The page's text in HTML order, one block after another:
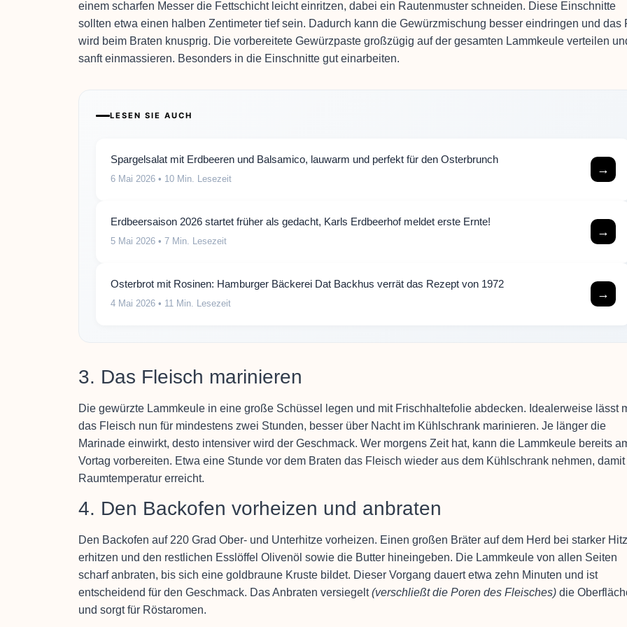
einem scharfen Messer die Fettschicht leicht einritzen, dabei ein Rautenmuster schneiden. Diese Einschnitte
sollten etwa einen halben Zentimeter tief sein. Dadurch kann die Gewürzmischung besser eindringen und das
wird beim Braten knusprig. Die vorbereitete Gewürzpaste großzügig auf der gesamten Lammkeule verteilen
sanft einmassieren. Besonders in die Einschnitte gut einarbeiten.
LESEN SIE AUCH
Spargelsalat mit Erdbeeren und Balsamico, lauwarm und perfekt für den Osterbrunch
6 Mai 2026 • 10 Min. Lesezeit
→
Erdbeersaison 2026 startet früher als gedacht, Karls Erdbeerhof meldet erste Ernte!
5 Mai 2026 • 7 Min. Lesezeit
→
Osterbrot mit Rosinen: Hamburger Bäckerei Dat Backhus verrät das Rezept von 1972
4 Mai 2026 • 11 Min. Lesezeit
→
3. Das Fleisch marinieren
Die gewürzte Lammkeule in eine große Schüssel legen und mit Frischhaltefolie abdecken. Idealerweise lässt
das Fleisch nun für mindestens zwei Stunden, besser über Nacht im Kühlschrank marinieren. Je länger die
Marinade einwirkt, desto intensiver wird der Geschmack. Wer morgens Zeit hat, kann die Lammkeule bereits
Vortag vorbereiten. Etwa eine Stunde vor dem Braten das Fleisch wieder aus dem Kühlschrank nehmen, damit
Raumtemperatur erreicht.
4. Den Backofen vorheizen und anbraten
Den Backofen auf 220 Grad Ober- und Unterhitze vorheizen. Einen großen Bräter auf dem Herd bei starker
erhitzen und den restlichen Esslöffel Olivenöl sowie die Butter hineingeben. Die Lammkeule von allen Seiten
scharf anbraten, bis sich eine goldbraune Kruste bildet. Dieser Vorgang dauert etwa zehn Minuten und ist
entscheidend für den Geschmack. Das Anbraten versiegelt(verschließt die Poren des Fleisches) die
und sorgt für Röstaromen.